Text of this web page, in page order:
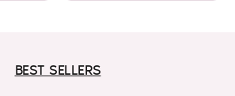
BEST SELLERS